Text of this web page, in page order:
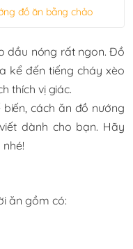
đồ ăn bằng chảo
dầu nóng rất ngon. Đồ
kể đến tiếng cháy xèo
thích vị giác.
cách ăn đồ nướng
dành cho bạn. Hãy
ăn gồm có: